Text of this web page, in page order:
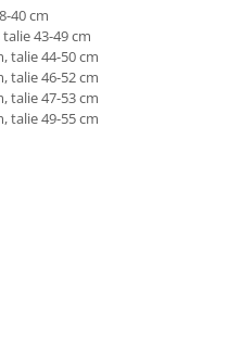
40 cm
43-49 cm
talie 44-50 cm
talie 46-52 cm
talie 47-53 cm
talie 49-55 cm